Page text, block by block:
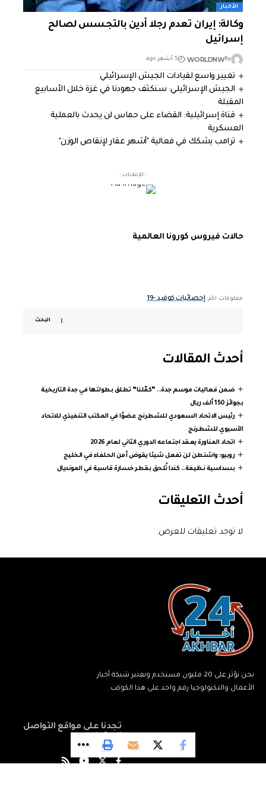
الأخبار
وكالة: إيران تعدم رجلا أدين بالتجسس لصالح
إسرائيل
By
WORLDNW 5 أشهر ago
تغيير واسع لقيادات الجيش الإسرائيلي
الجيش الإسرائيلي: سنكثف جهودنا في غزة خلال الأسابيع
المقبلة
قناة إسرائيلية: القضاء على حماس لن يحدث بالعملية
العسكرية
ترامب يشكك في فعالية "أشهر عقار لإنقاص الوزن"
- الإعلانات -
حالات فيروس كورونا العالمية
معلومات اكثر:إحصائيات كوفيد -19
البحث
أحدث المقالات
ضمن فعاليات موسم جدة.. “كمّلنا” تطلق بطولتها في جدة التاريخية
بجوائز 150 ألف ريال
رئيس الاتحاد السعودي للشطرنج عضوًا في المكتب التنفيذي للاتحاد
الآسيوي للشطرنج
اتحاد المناورة يعقد اجتماعه الدوري الثاني لعام 2026
روبيو: واشنطن لن تفعل شيئا يقوض أمن الحلفاء في الخليج
بسداسية نظيفة.. كندا تُلحق بقطر خسارة قاسية في المونديال
أحدث التعليقات
لا توجد تعليقات للعرض.
نحن نؤثر على 20 مليون مستخدم ونعتبر شبكة أخبار
الأعمال والتكنولوجيا رقم واحد على هذا الكوكب.
تجدنا على مواقع التواصل